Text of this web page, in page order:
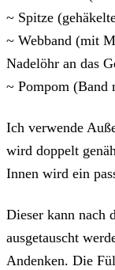
~ Spitze
~ Webband (mit
Nadelöhr an das
~ Pompom (Band
Ich verwende
wird doppelt
Innen wird ein
Dieser kann nach
ausgetauscht
Andenken. Die